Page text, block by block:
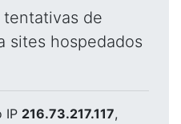
tentativas de
sites hospedados
IP 216.73.217.117,